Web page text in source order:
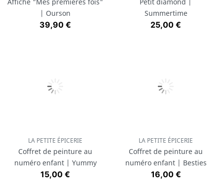
| Ourson
Prix
39,90 €
Summertime
Prix
25,00 €
LA PETITE ÉPICERIE
Coffret de peinture au
numéro enfant | Yummy
Prix
15,00 €
LA PETITE ÉPICERIE
Coffret de peinture au
numéro enfant | Besties
Prix
16,00 €